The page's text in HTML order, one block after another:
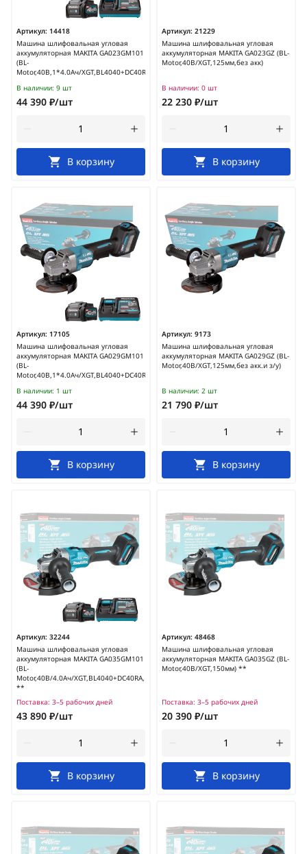
Артикул: 14418
Машина шлифовальная угловая
аккумуляторная MAKITA GA023GM101
(BL-
Motor,40В,1*4.0Ач/XGT,BL4040+DC40RA,125мм)
В наличии: 9 шт
44 390 ₽/шт
В корзину
Артикул: 21229
Машина шлифовальная угловая
аккумуляторная MAKITA GA023GZ (BL-
Motor,40В/XGT,125мм,без акк)
В наличии: 0 шт
22 230 ₽/шт
В корзину
Артикул: 17105
Машина шлифовальная угловая
аккумуляторная MAKITA GA029GM101
(BL-
Motor,40В,1*4.0Ач/XGT,BL4040+DC40RA,125мм)
В наличии: 1 шт
44 390 ₽/шт
В корзину
Артикул: 9173
Машина шлифовальная угловая
аккумуляторная MAKITA GA029GZ (BL-
Motor,40В/XGT,125мм,без акк.и з/у)
В наличии: 2 шт
21 790 ₽/шт
В корзину
Артикул: 32244
Машина шлифовальная угловая
аккумуляторная MAKITA GA035GM101
(BL-
Motor,40В/4.0Ач/XGT,BL4040+DC40RA,150мм)
**
Поставка: 3–5 рабочих дней
43 890 ₽/шт
В корзину
Артикул: 48468
Машина шлифовальная угловая
аккумуляторная MAKITA GA035GZ (BL-
Motor,40В/XGT,150мм) **
Поставка: 3–5 рабочих дней
20 390 ₽/шт
В корзину